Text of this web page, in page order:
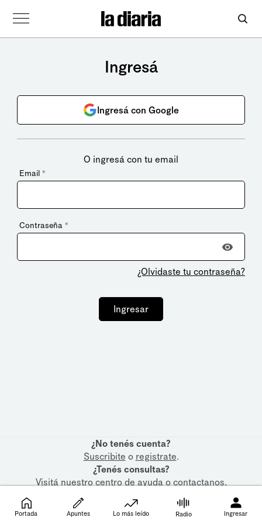
Ingresá
Ingresá con Google
O ingresá con tu email
Email *
Contraseña *
¿Olvidaste tu contraseña?
Ingresar
¿No tenés cuenta?
Suscribite o registrate.
¿Tenés consultas?
Visitá nuestrocentro de ayudaocontactanos.
Portada Apuntes Lo más leído Radio Ingresar